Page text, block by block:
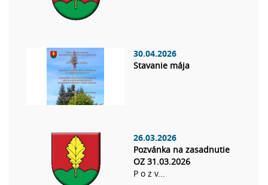
30.04.2026
Stavanie mája
26.03.2026
Pozvánka na zasadnutie
OZ 31.03.2026
P o z v...